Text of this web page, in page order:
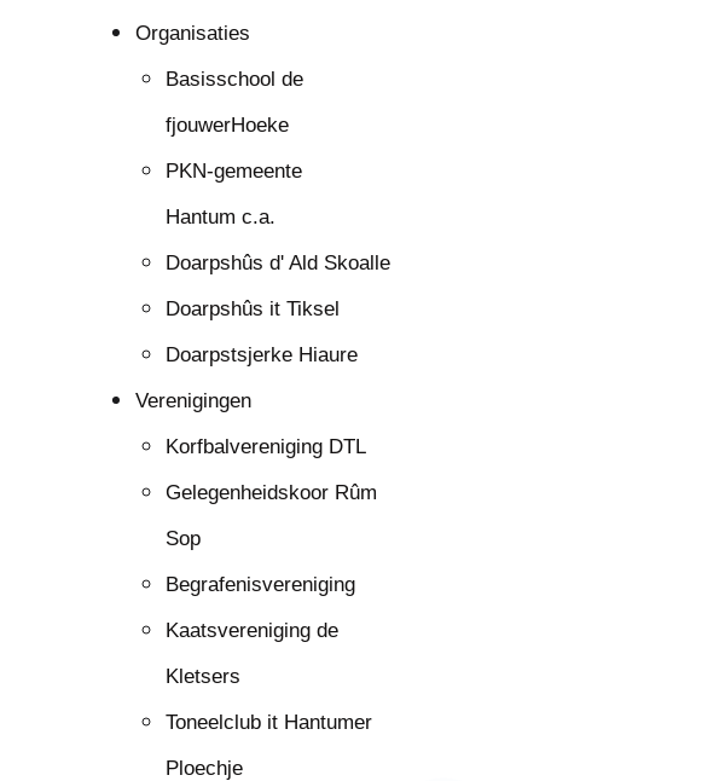
Organisaties
Basisschool de
fjouwerHoeke
PKN-gemeente
Hantum c.a.
Doarpshûs d' Ald Skoalle
Doarpshûs it Tiksel
Doarpstsjerke Hiaure
Verenigingen
Korfbalvereniging DTL
Gelegenheidskoor Rûm
Sop
Begrafenisvereniging
Kaatsvereniging de
Kletsers
Toneelclub it Hantumer
Ploechje